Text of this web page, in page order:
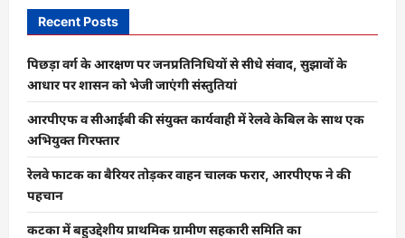
Recent Posts
पिछड़ा वर्ग के आरक्षण पर जनप्रतिनिधियों से सीधे संवाद, सुझावों के
आधार पर शासन को भेजी जाएंगी संस्तुतियां
आरपीएफ व सीआईबी की संयुक्त कार्यवाही में रेलवे केबिल के साथ एक
अभियुक्त गिरफ्तार
रेलवे फाटक का बैरियर तोड़कर वाहन चालक फरार, आरपीएफ ने की
पहचान
कटका में बहुउद्देशीय प्राथमिक ग्रामीण सहकारी समिति का